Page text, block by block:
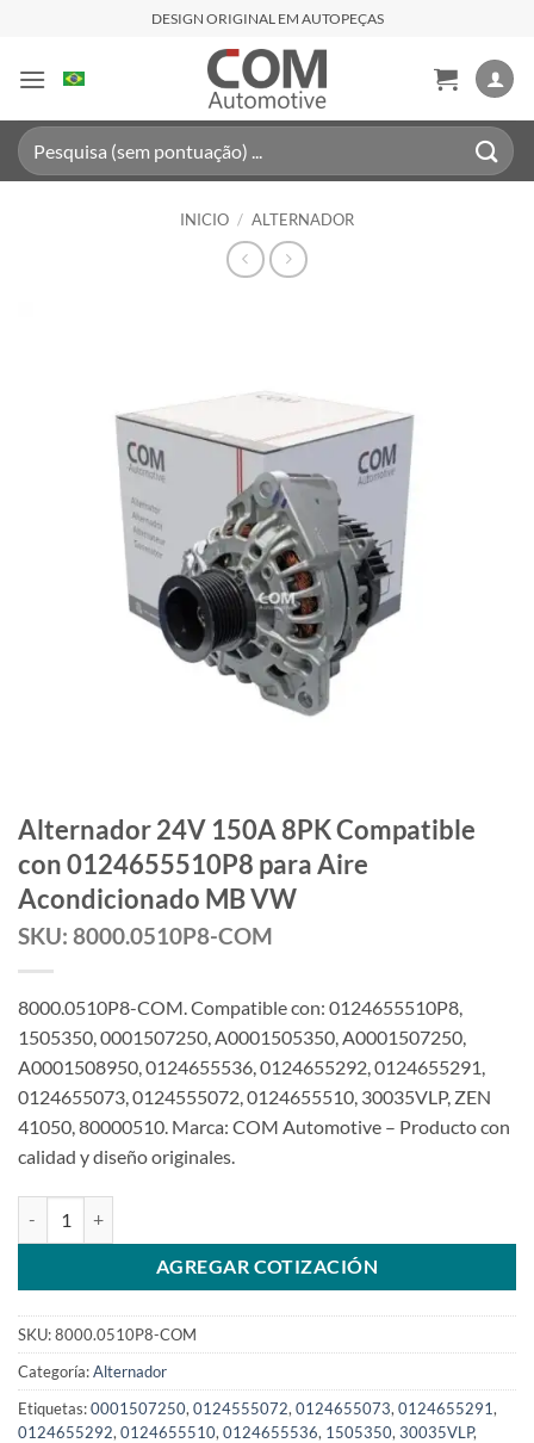
contenido
DESIGN ORIGINAL EM AUTOPEÇAS
Buscar
por:
INICIO / ALTERNADOR
Alternador 24V 150A 8PK Compatible
con 0124655510P8 para Aire
Acondicionado MB VW
SKU: 8000.0510P8-COM
8000.0510P8-COM. Compatible con: 0124655510P8,
1505350, 0001507250, A0001505350, A0001507250,
A0001508950, 0124655536, 0124655292, 0124655291,
0124655073, 0124555072, 0124655510, 30035VLP, ZEN
41050, 80000510. Marca: COM Automotive – Producto con
calidad y diseño originales.
AGREGAR COTIZACIÓN
SKU:8000.0510P8-COM
Categoría:Alternador
Etiquetas:0001507250, 0124555072, 0124655073, 0124655291,
0124655292, 0124655510, 0124655536, 1505350, 30035VLP,